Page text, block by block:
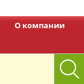
О компании